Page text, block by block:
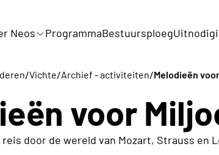
Neos ProgrammaBestuursploeg
/Vichte/Archief - activiteiten/Melodieën
voor
door de wereld van Mozart, Strauss en